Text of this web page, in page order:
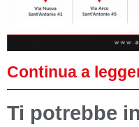
Continua a
Ti potrebbe